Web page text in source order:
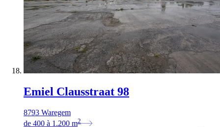
Emiel Clausstraat 98
8793 Waregem
de 400 à 1.200 m2